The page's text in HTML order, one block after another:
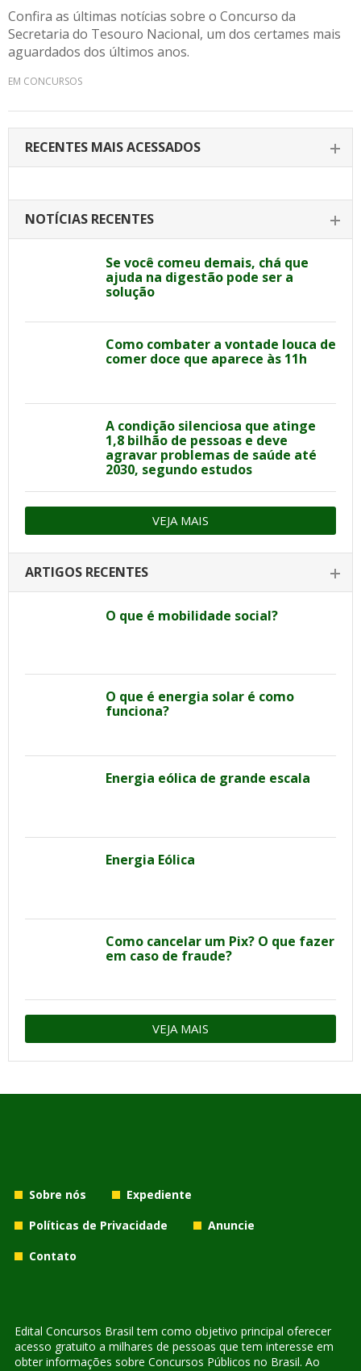
Confira as últimas notícias sobre o Concurso da
Secretaria do Tesouro Nacional, um dos certames mais
aguardados dos últimos anos.
EM CONCURSOS
RECENTES MAIS ACESSADOS
NOTÍCIAS RECENTES
Se você comeu demais, chá que
ajuda na digestão pode ser a
solução
Como combater a vontade louca de
comer doce que aparece às 11h
A condição silenciosa que atinge
1,8 bilhão de pessoas e deve
agravar problemas de saúde até
2030, segundo estudos
VEJA MAIS
ARTIGOS RECENTES
O que é mobilidade social?
O que é energia solar é como
funciona?
Energia eólica de grande escala
Energia Eólica
Como cancelar um Pix? O que fazer
em caso de fraude?
VEJA MAIS
Sobre nós
Expediente
Políticas de Privacidade
Anuncie
Contato
Edital Concursos Brasil tem como objetivo principal oferecer
acesso gratuito a milhares de pessoas que tem interesse em
obter informações sobre Concursos Públicos no Brasil. Ao